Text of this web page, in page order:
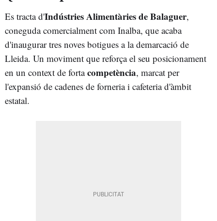
Es tracta d'Indústries Alimentàries de Balaguer,
coneguda comercialment com Inalba, que acaba
d'inaugurar tres noves botigues a la demarcació de
Lleida. Un moviment que reforça el seu posicionament
en un context de fortacompetència, marcat per
l'expansió de cadenes de forneria i cafeteria d'àmbit
estatal.